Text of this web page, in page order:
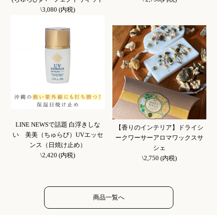
\3,080 (内税)
LINE NEWSで話題 白浮きしな
い 美美（ちゅらび）UVエッセ
ンス（日焼け止め）
\2,420 (内税)
【香りのインテリア】ドライシ
ークワーサーアロマワックスサ
シェ
\2,750 (内税)
商品一覧へ